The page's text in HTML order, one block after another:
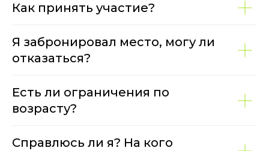
Как принять участие?
Я забронировал место, могу ли
отказаться?
Есть ли ограничения по
возрасту?
Справлюсь ли я? На кого